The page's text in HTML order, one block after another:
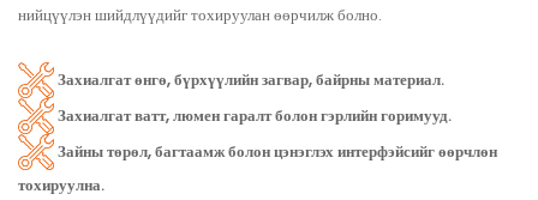
нийцүүлэн шийдлүүдийг тохируулан өөрчилж болно.
Захиалгат өнгө, бүрхүүлийн загвар, байрны материал.
Захиалгат ватт, люмен гаралт болон гэрлийн горимууд.
Зайны төрөл, багтаамж болон цэнэглэх интерфэйсийг өөрчлөн
тохируулна.